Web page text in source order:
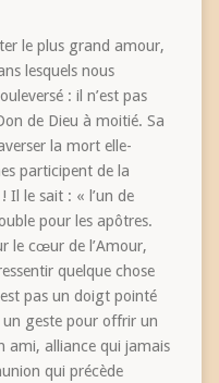
le plus grand amour,
lesquels nous
: il n’est pas
de Dieu à moitié. Sa
la mort elle-
participent de la
Il le sait : « l’un de
pour les apôtres.
le cœur de l’Amour,
quelque chose
pas un doigt pointé
geste pour offrir un
ami, alliance qui jamais
qui précède